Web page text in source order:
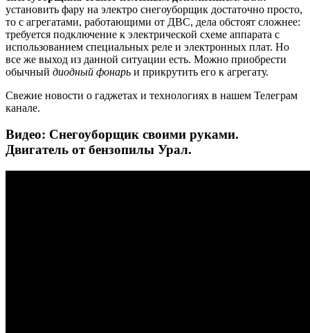
установить фару на электро снегоуборщик достаточно просто,
то с агрегатами, работающими от ДВС, дела обстоят сложнее:
требуется подключение к электрической схеме аппарата с
использованием специальных реле и электронных плат. Но
все же выход из данной ситуации есть. Можно приобрести
обычный диодный фонарь и прикрутить его к агрегату.
Свежие новости о гаджетах и технологиях в нашем Телеграм
канале.
Видео: Снегоуборщик своими руками.
Двигатель от бензопилы Урал.